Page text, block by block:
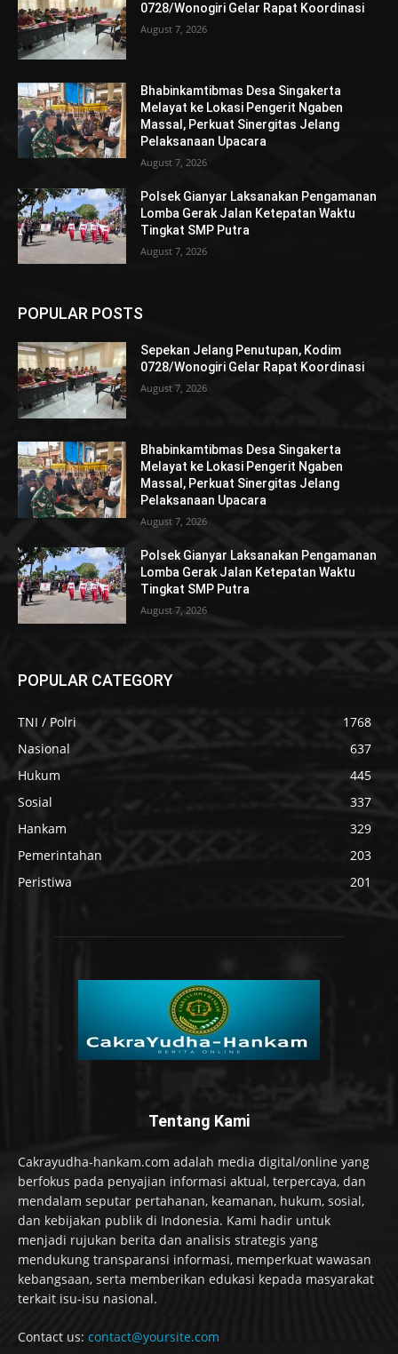
0728/Wonogiri Gelar Rapat Koordinasi
August 7, 2026
Bhabinkamtibmas Desa Singakerta
Melayat ke Lokasi Pengerit Ngaben
Massal, Perkuat Sinergitas Jelang
Pelaksanaan Upacara
August 7, 2026
Polsek Gianyar Laksanakan Pengamanan
Lomba Gerak Jalan Ketepatan Waktu
Tingkat SMP Putra
August 7, 2026
POPULAR POSTS
Sepekan Jelang Penutupan, Kodim
0728/Wonogiri Gelar Rapat Koordinasi
August 7, 2026
Bhabinkamtibmas Desa Singakerta
Melayat ke Lokasi Pengerit Ngaben
Massal, Perkuat Sinergitas Jelang
Pelaksanaan Upacara
August 7, 2026
Polsek Gianyar Laksanakan Pengamanan
Lomba Gerak Jalan Ketepatan Waktu
Tingkat SMP Putra
August 7, 2026
POPULAR CATEGORY
TNI / Polri
1768
Nasional
637
Hukum
445
Sosial
337
Hankam
329
Pemerintahan
203
Peristiwa
201
Tentang Kami
Cakrayudha-hankam.com adalah media digital/online yang
berfokus pada penyajian informasi aktual, terpercaya, dan
mendalam seputar pertahanan, keamanan, hukum, sosial,
dan kebijakan publik di Indonesia. Kami hadir untuk
menjadi rujukan berita dan analisis strategis yang
mendukung transparansi informasi, memperkuat wawasan
kebangsaan, serta memberikan edukasi kepada masyarakat
terkait isu-isu nasional.
Contact us: contact@yoursite.com